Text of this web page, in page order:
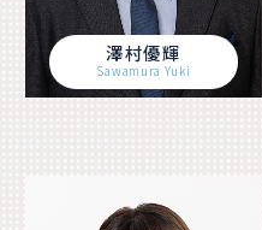
澤村優輝
Sawamura Yuki